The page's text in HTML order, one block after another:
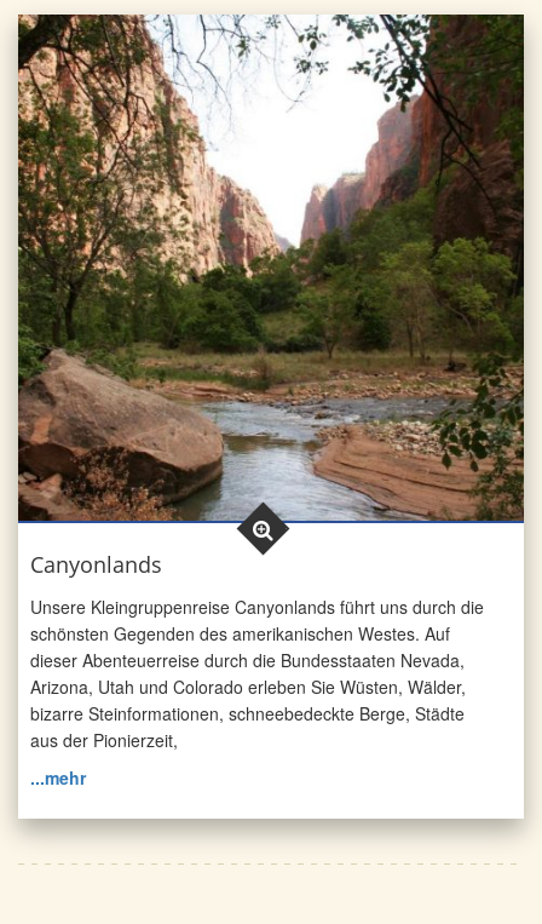
Canyonlands
Unsere Kleingruppenreise Canyonlands führt uns durch die
schönsten Gegenden des amerikanischen Westes. Auf
dieser Abenteuerreise durch die Bundesstaaten Nevada,
Arizona, Utah und Colorado erleben Sie Wüsten, Wälder,
bizarre Steinformationen, schneebedeckte Berge, Städte
aus der Pionierzeit,
...mehr